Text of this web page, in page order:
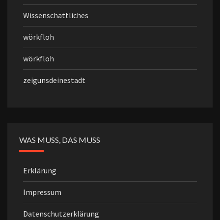
Wissenschattliches
wörkfloh
wörkfloh
zeigunsdeinestadt
WAS MUSS, DAS MUSS
Erklärung
Impressum
Datenschutzerklärung